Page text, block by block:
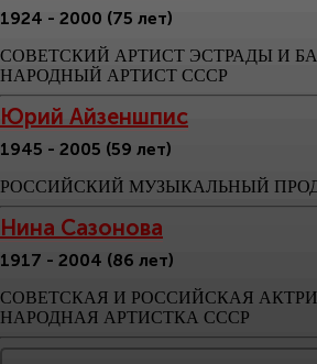
1924 - 2000 (75 лет)
СОВЕТСКИЙ АРТИСТ ЭСТРАДЫ И
НАРОДНЫЙ АРТИСТ СССР
Юрий Айзеншпис
1945 - 2005 (59 лет)
РОССИЙСКИЙ МУЗЫКАЛЬНЫЙ
Нина Сазонова
1917 - 2004 (86 лет)
СОВЕТСКАЯ И РОССИЙСКАЯ
НАРОДНАЯ АРТИСТКА СССР